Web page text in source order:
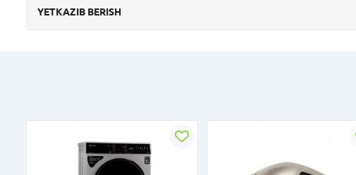
YETKAZIB BERISH